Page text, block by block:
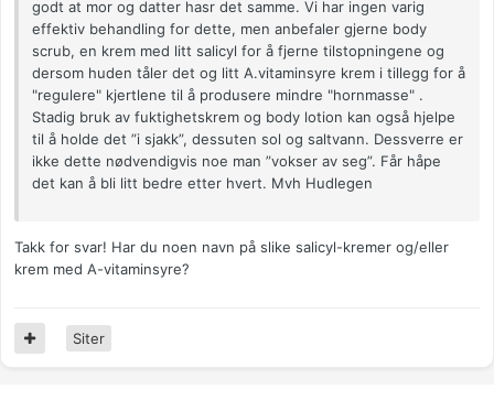
godt at mor og datter hasr det samme. Vi har ingen varig
effektiv behandling for dette, men anbefaler gjerne body
scrub, en krem med litt salicyl for å fjerne tilstopningene og
dersom huden tåler det og litt A.vitaminsyre krem i tillegg for å
"regulere" kjertlene til å produsere mindre "hornmasse" .
Stadig bruk av fuktighetskrem og body lotion kan også hjelpe
til å holde det ”i sjakk”, dessuten sol og saltvann. Dessverre er
ikke dette nødvendigvis noe man ”vokser av seg”. Får håpe
det kan å bli litt bedre etter hvert. Mvh Hudlegen
Takk for svar! Har du noen navn på slike salicyl-kremer og/eller
krem med A-vitaminsyre?
Siter